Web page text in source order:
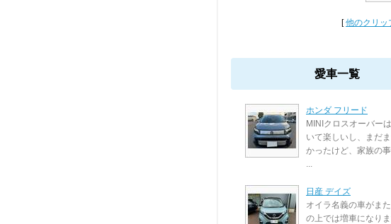
[他のクリッ
愛車一覧
ホンダ フリード
MINIクロスオーバー
いて楽しいし、まだ
かったけど、家族の
...
日産 デイズ
オイラ名義の車がま
の上では増車になり